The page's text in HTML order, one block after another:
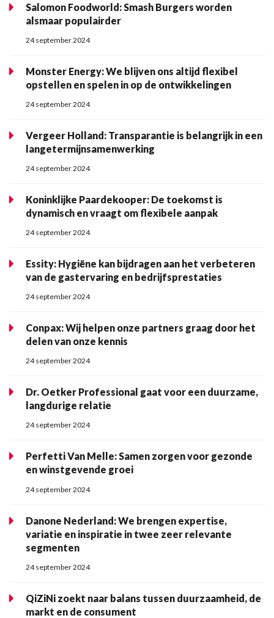
Salomon Foodworld: Smash Burgers worden
alsmaar populairder
24 september 2024
Monster Energy: We blijven ons altijd flexibel
opstellen en spelen in op de ontwikkelingen
24 september 2024
Vergeer Holland: Transparantie is belangrijk in een
langetermijnsamenwerking
24 september 2024
Koninklijke Paardekooper: De toekomst is
dynamisch en vraagt om flexibele aanpak
24 september 2024
Essity: Hygiëne kan bijdragen aan het verbeteren
van de gastervaring en bedrijfsprestaties
24 september 2024
Conpax: Wij helpen onze partners graag door het
delen van onze kennis
24 september 2024
Dr. Oetker Professional gaat voor een duurzame,
langdurige relatie
24 september 2024
Perfetti Van Melle: Samen zorgen voor gezonde
en winstgevende groei
24 september 2024
Danone Nederland: We brengen expertise,
variatie en inspiratie in twee zeer relevante
segmenten
24 september 2024
QiZiNi zoekt naar balans tussen duurzaamheid, de
markt en de consument